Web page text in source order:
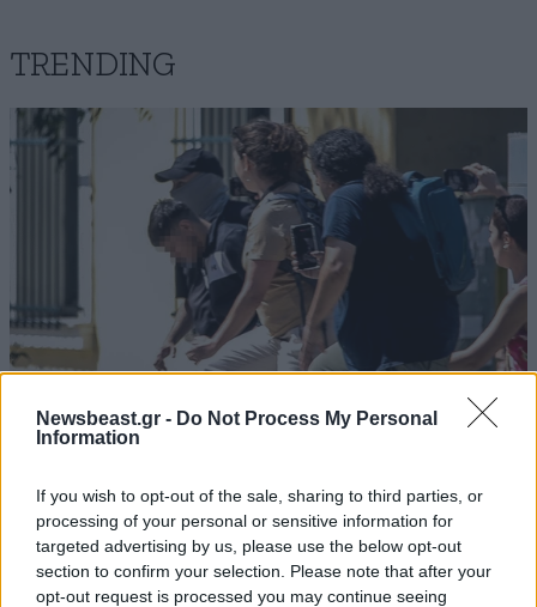
Newsbeast.gr - Do Not Process My Personal
Information
If you wish to opt-out of the sale, sharing to third parties, or
processing of your personal or sensitive information for
targeted advertising by us, please use the below opt-out
section to confirm your selection. Please note that after your
opt-out request is processed you may continue seeing
TRENDING
Ζευγάρι από τις ΗΠΑ που «υιοθέτησε» τον
Αφγανό κατηγορούμενο για τη δολοφονία της
Ελίζαμπεθ Ρος: «Είμαστε συντετριμμένοι – Δεν
έδειξε ποτέ ότι ήταν ικανός για κάτι τέτοιο»